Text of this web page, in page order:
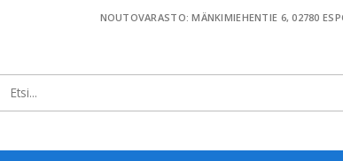
NOUTOVARASTO: MÄNKIMIEHENTIE 6, 02780